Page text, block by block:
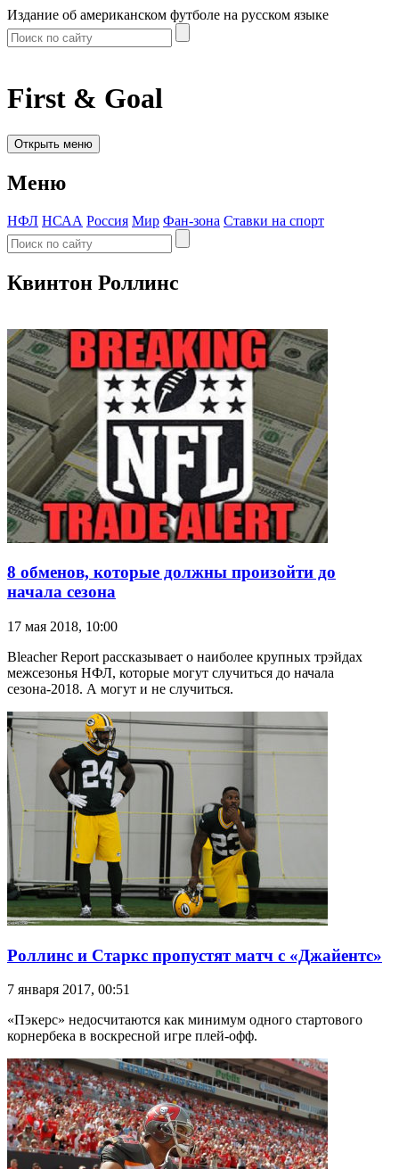
Издание об американском футболе на русском языке
First & Goal
Открыть меню
Меню
НФЛ НСАА Россия Мир Фан-зона Ставки на спорт
Квинтон Роллинс
8 обменов, которые должны произойти до
начала сезона
17 мая 2018, 10:00
Bleacher Report рассказывает о наиболее крупных трэйдах
межсезонья НФЛ, которые могут случиться до начала
сезона-2018. А могут и не случиться.
Роллинс и Старкс пропустят матч с «Джайентс»
7 января 2017, 00:51
«Пэкерс» недосчитаются как минимум одного стартового
корнербека в воскресной игре плей-офф.